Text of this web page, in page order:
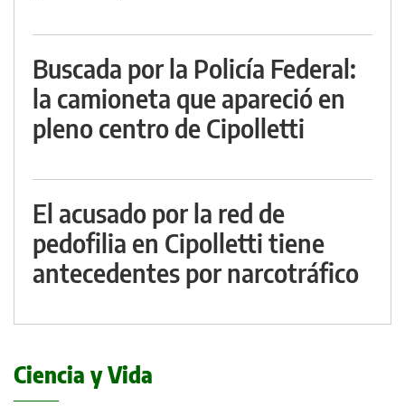
Buscada por la Policía Federal:
la camioneta que apareció en
pleno centro de Cipolletti
El acusado por la red de
pedofilia en Cipolletti tiene
antecedentes por narcotráfico
Ciencia y Vida